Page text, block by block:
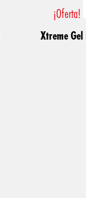
¡Oferta!
Xtreme